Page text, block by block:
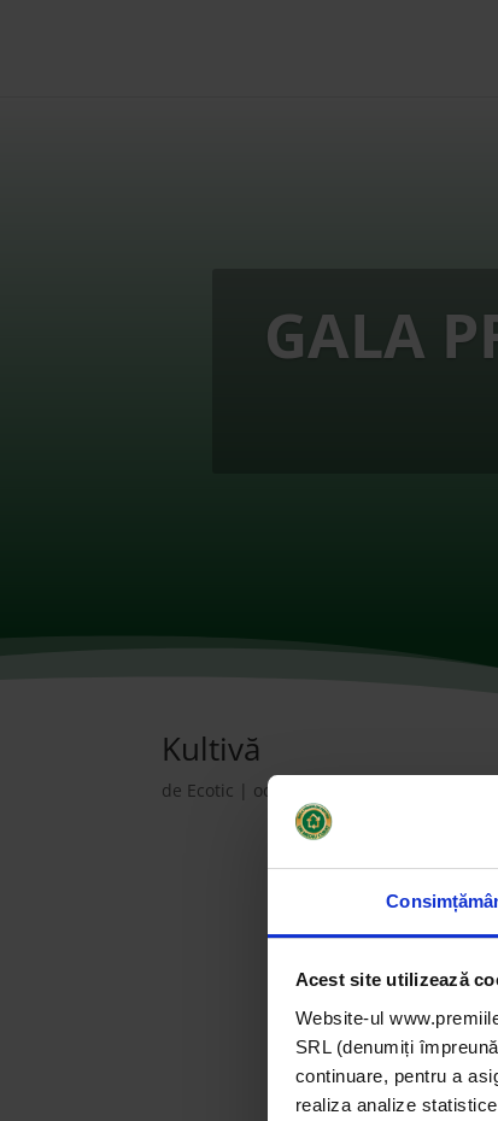
Acest site utilizează
Website-ul
SRL (denumiți
continuare, pentru a
realiza analize
GALA
Kultivă
de Ecotic | oct. 15, 2021